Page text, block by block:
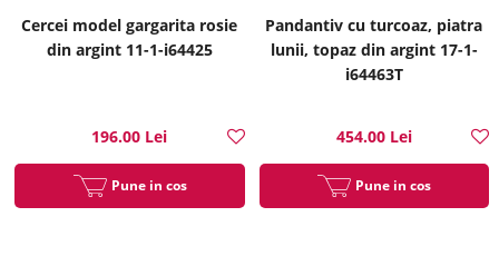
Cercei model gargarita rosie
din argint 11-1-i64425
196.00 Lei
Pune in cos
Pandantiv cu turcoaz, piatra
lunii, topaz din argint 17-1-
i64463T
454.00 Lei
Pune in cos